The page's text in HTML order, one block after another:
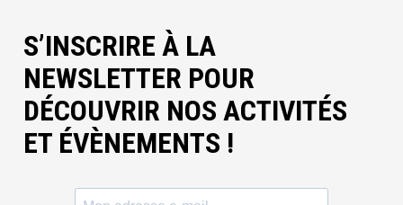
S’INSCRIRE À LA
NEWSLETTER POUR
DÉCOUVRIR NOS ACTIVITÉS
ET ÉVÈNEMENTS !